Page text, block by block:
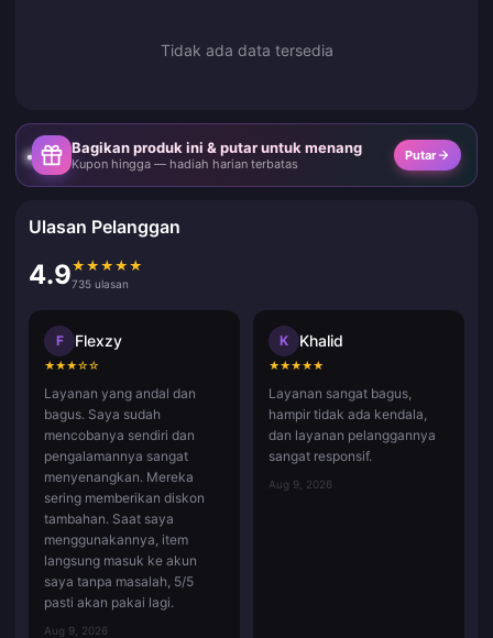
Tidak ada data tersedia
Bagikan produk ini & putar untuk menang
Kupon hingga — hadiah harian terbatas
Putar
Ulasan Pelanggan
4.9★ ★ ★ ★ ★
735 ulasan
F Flexzy
★★★☆☆
Layanan yang andal dan
bagus. Saya sudah
mencobanya sendiri dan
pengalamannya sangat
menyenangkan. Mereka
sering memberikan diskon
tambahan. Saat saya
menggunakannya, item
langsung masuk ke akun
saya tanpa masalah, 5/5
pasti akan pakai lagi.
Aug 9, 2026
K Khalid
★★★★★
Layanan sangat bagus,
hampir tidak ada kendala,
dan layanan pelanggannya
sangat responsif.
Aug 9, 2026